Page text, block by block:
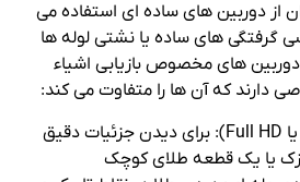
از دوربین‌ های ساده‌ ای استفاده می‌
گرفتگی‌ های ساده یا نشتی لوله‌ ها
های مخصوص بازیابی اشیاء
دارند که آن‌ ها را متفاوت می‌ کند:
رزولوشن بالا (HD یا Full HD): برای دیدن جزئیات دقیق
یا یک قطعه طلای کوچک